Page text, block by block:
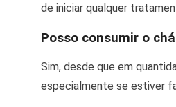
de iniciar qualquer
Posso consumir o
Sim, desde que em
especialmente se estiver